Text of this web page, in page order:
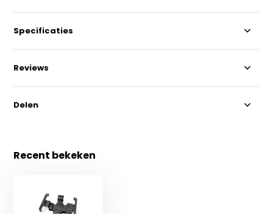
Specificaties
Reviews
Delen
Recent bekeken